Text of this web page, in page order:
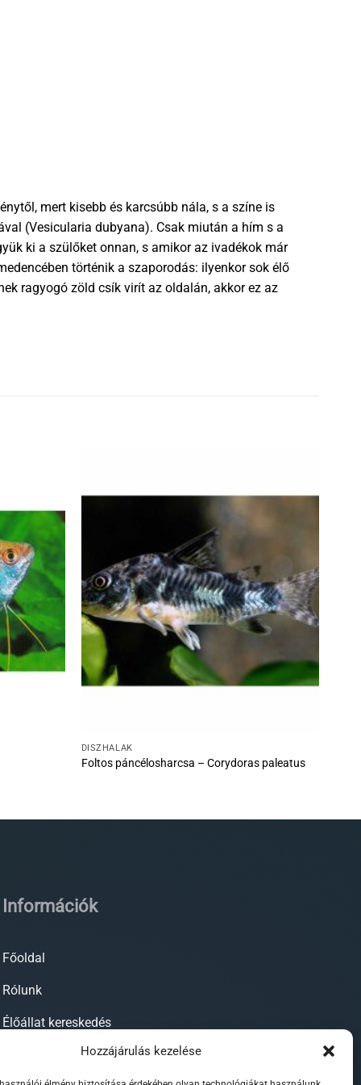
Hozzájárulás kezelése
mert kisebb és karcsúbb nála, s a színe is
(Vesicularia dubyana). Csak miután a hím s a
ki a szülőket onnan, s amikor az ivadékok már
történik a szaporodás: ilyenkor sok élő
ragyogó zöld csík virít az oldalán, akkor ez az
DÍSZHALAK
Foltos páncélosharcsa – Corydoras paleatus
Információk
Főoldal
Rólunk
Élőállat kereskedés
Forgalmazott termékeink